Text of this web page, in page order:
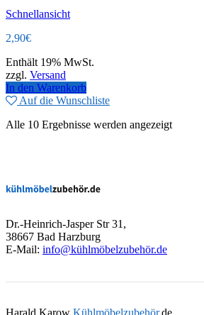
Schnellansicht
2,90€
Enthält 19% MwSt.
zzgl. Versand
In den Warenkorb
Auf die Wunschliste
Alle 10 Ergebnisse werden angezeigt
Dr.-Heinrich-Jasper Str 31,
38667 Bad Harzburg
E-Mail: info@kühlmöbelzubehör.de